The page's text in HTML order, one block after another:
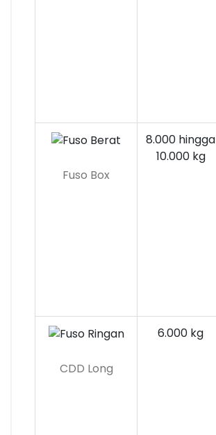
Fuso Box
8.000 hingga
10.000 kg
CDD Long
6.000 kg